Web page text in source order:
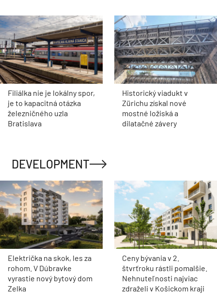
Filiálka nie je lokálny spor,
je to kapacitná otázka
železničného uzla
Bratislava
Historický viadukt v
Zürichu získal nové
mostné ložiská a
dilatačné závery
DEVELOPMENT
Električka na skok, les za
rohom. V Dúbravke
vyrastie nový bytový dom
Zelka
Ceny bývania v 2.
štvrťroku rástli pomalšie.
Nehnuteľnosti najviac
zdraželi v Košickom kraji